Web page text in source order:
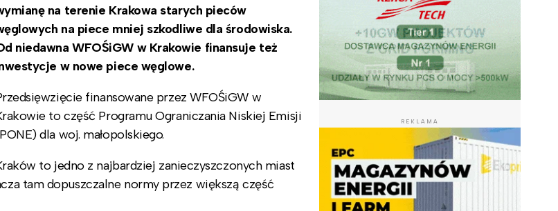
na terenie Krakowa starych pieców
na piece mniej szkodliwe dla środowiska.
niedawna WFOŚiGW w Krakowie finansuje też
w nowe piece węglowe.
finansowane przez WFOŚiGW w
to część Programu Ograniczania Niskiej Emisji
dla woj. małopolskiego.
to jedno z najbardziej zanieczyszczonych miast
tam dopuszczalne normy przez większą część
REKLAMA